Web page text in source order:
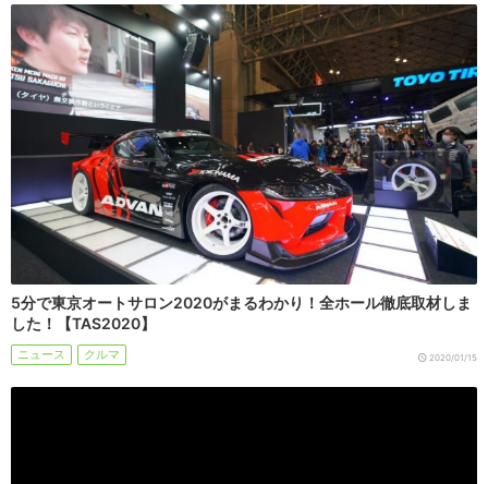
5分で東京オートサロン2020がまるわかり！全ホール徹底取材しま
した！【TAS2020】
ニュース クルマ 2020/01/15